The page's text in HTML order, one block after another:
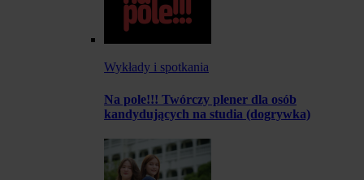
Wykłady i spotkania
Na pole!!! Twórczy plener dla osób
kandydujących na studia (dogrywka)